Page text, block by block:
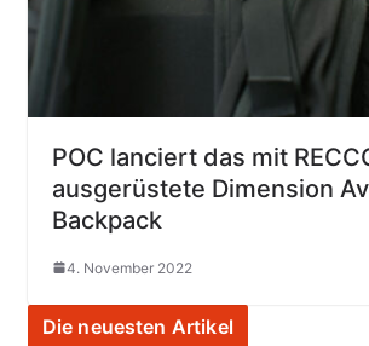
POC lanciert das mit
ausgerüstete Dimension
Backpack
4. November 2022
Die neuesten Artikel